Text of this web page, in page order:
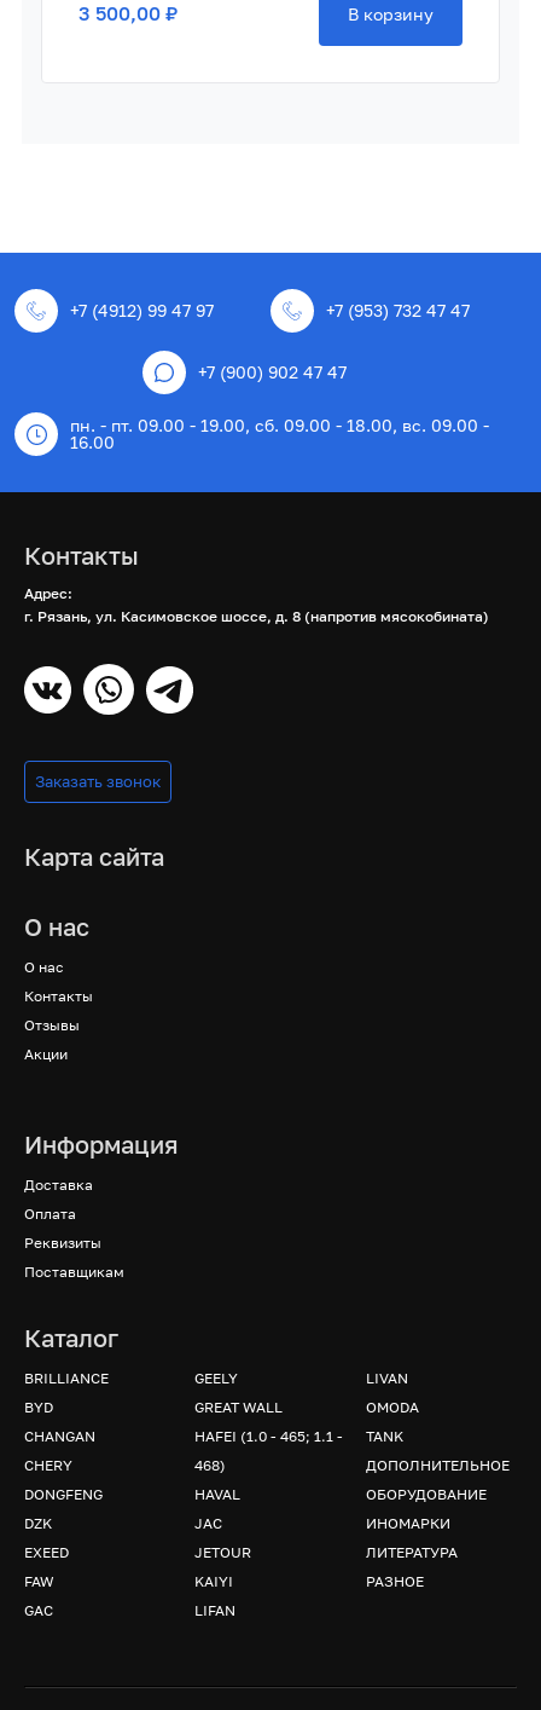
3 500,00 ₽ В корзину
+7 (4912) 99 47 97 +7 (953) 732 47 47
+7 (900) 902 47 47
пн. - пт. 09.00 - 19.00, сб. 09.00 - 18.00, вс. 09.00 -
16.00
Контакты
Адрес:
г. Рязань, ул. Касимовское шоссе, д. 8 (напротив мясокобината)
Заказать звонок
Карта сайта
О нас
О нас
Контакты
Отзывы
Акции
Информация
Доставка
Оплата
Реквизиты
Поставщикам
Каталог
BRILLIANCE
BYD
CHANGAN
CHERY
DONGFENG
DZK
EXEED
FAW
GAC
GEELY
GREAT WALL
HAFEI (1.0 - 465; 1.1 -
468)
HAVAL
JAC
JETOUR
KAIYI
LIFAN
LIVAN
OMODA
TANK
ДОПОЛНИТЕЛЬНОЕ
ОБОРУДОВАНИЕ
ИНОМАРКИ
ЛИТЕРАТУРА
РАЗНОЕ